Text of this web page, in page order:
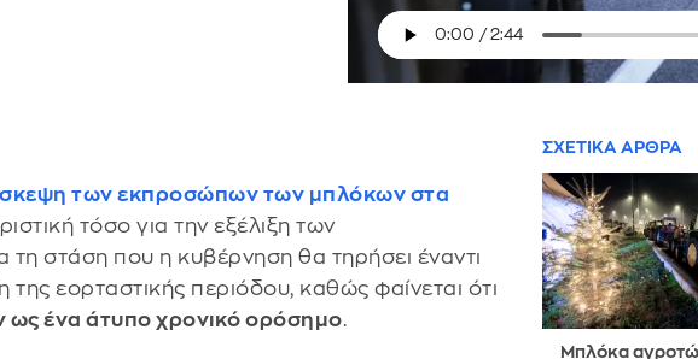
των εκπροσώπων των μπλόκων στα
τόσο για την εξέλιξη των
τη στάση που η κυβέρνηση θα τηρήσει έναντι
εορταστικής περιόδου, καθώς φαίνεται ότι
ως ένα άτυπο χρονικό ορόσημο.
ΣΧΕΤΙΚΑ ΑΡΘΡΑ
Μπλόκα